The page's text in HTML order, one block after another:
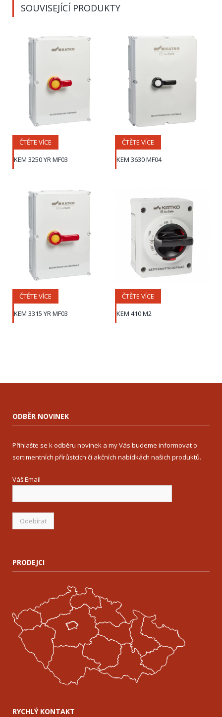
SOUVISEJÍCÍ PRODUKTY
ČTĚTE VÍCE
KEM 3250 YR MF03
ČTĚTE VÍCE
KEM 3630 MF04
ČTĚTE VÍCE
KEM 3315 YR MF03
ČTĚTE VÍCE
KEM 410 M2
ODBĚR NOVINEK
Přihlašte se k odběru novinek a my Vás budeme informovat o
sortimentních přírůstcích či akčních nabídkách našich produktů.
Váš Email
PRODEJCI
RYCHLÝ KONTAKT